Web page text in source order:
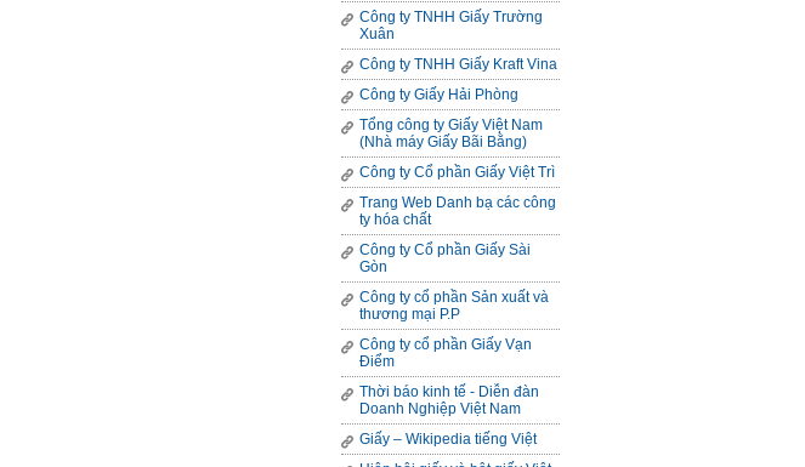
Công ty TNHH Giấy Trường
Xuân
Công ty TNHH Giấy Kraft Vina
Công ty Giấy Hải Phòng
Tổng công ty Giấy Việt Nam
(Nhà máy Giấy Bãi Bằng)
Công ty Cổ phần Giấy Việt Trì
Trang Web Danh bạ các công
ty hóa chất
Công ty Cổ phần Giấy Sài
Gòn
Công ty cổ phần Sản xuất và
thương mại P.P
Công ty cổ phần Giấy Vạn
Điểm
Thời báo kinh tế - Diễn đàn
Doanh Nghiệp Việt Nam
Giấy – Wikipedia tiếng Việt